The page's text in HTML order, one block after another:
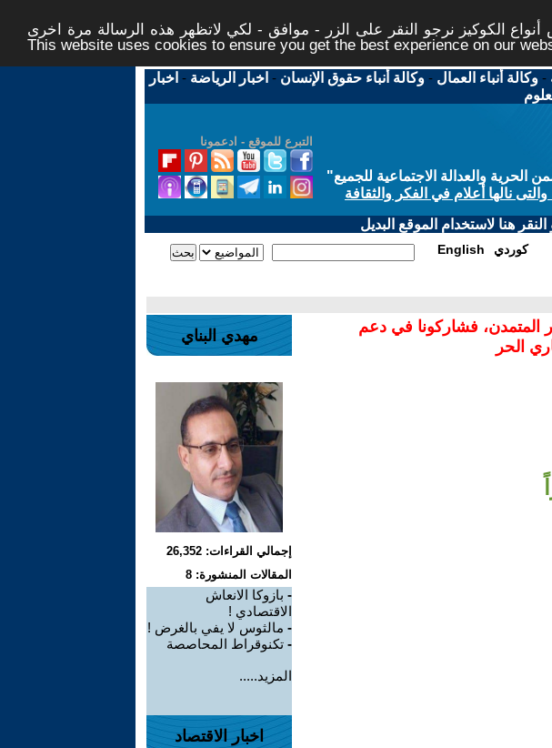
الكوكيز نرجو النقر على الزر - موافق - لكي لاتظهر هذه الرسالة مرة اخرى -
This website uses cookies to ensure you get the best experience on our
-وكالة أنباء العمال -وكالة أنباء حقوق الإنسان - اخبار الرياضة - اخبار
التبرع للموقع - ادعمونا
والعدالة الاجتماعية للجميع"
نالها أعلام في الفكر والثقافة
هنا لاستخدام الموقع البديل
English كوردي
المتمدن، فشاركونا في دعم
الحر
مهدي البناي
إجمالي القراءات: 26,352
المقالات المنشورة: 8
- بازوكا الانعاش
الاقتصادي !
- مالثوس لا يفي بالغرض !
- تكنوقراط المحاصصة
المزيد.....
اخبار الاقتصاد